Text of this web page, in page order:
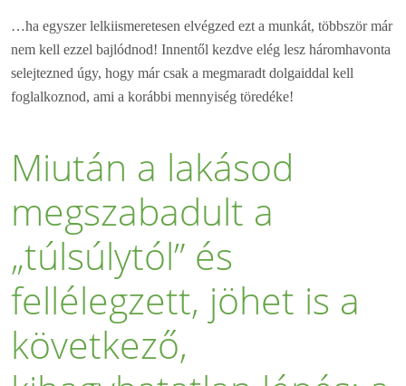
…ha egyszer lelkiismeretesen elvégzed ezt a munkát, többször már
nem kell ezzel bajlódnod! Innentől kezdve elég lesz háromhavonta
selejtezned úgy, hogy már csak a megmaradt dolgaiddal kell
foglalkoznod, ami a korábbi mennyiség töredéke!
Miután a lakásod
megszabadult a
„túlsúlytól” és
fellélegzett, jöhet is a
következő,